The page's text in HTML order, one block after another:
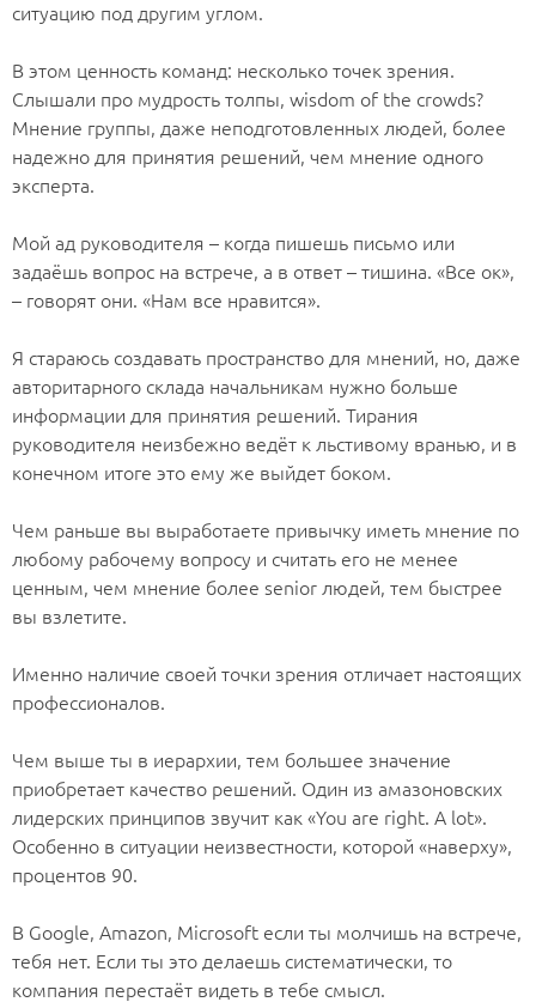
ситуацию под другим углом.
В этом ценность команд: несколько точек зрения.
Слышали про мудрость толпы, wisdom of the crowds?
Мнение группы, даже неподготовленных людей, более
надежно для принятия решений, чем мнение одного
эксперта.
Мой ад руководителя – когда пишешь письмо или
задаёшь вопрос на встрече, а в ответ – тишина. «Все ок»,
– говорят они. «Нам все нравится».
Я стараюсь создавать пространство для мнений, но, даже
авторитарного склада начальникам нужно больше
информации для принятия решений. Тирания
руководителя неизбежно ведёт к льстивому вранью, и в
конечном итоге это ему же выйдет боком.
Чем раньше вы выработаете привычку иметь мнение по
любому рабочему вопросу и считать его не менее
ценным, чем мнение более senior людей, тем быстрее
вы взлетите.
Именно наличие своей точки зрения отличает настоящих
профессионалов.
Чем выше ты в иерархии, тем большее значение
приобретает качество решений. Один из амазоновских
лидерских принципов звучит как «You are right. A lot».
Особенно в ситуации неизвестности, которой «наверху»,
процентов 90.
В Google, Amazon, Microsoft если ты молчишь на встрече,
тебя нет. Если ты это делаешь систематически, то
компания перестаёт видеть в тебе смысл.